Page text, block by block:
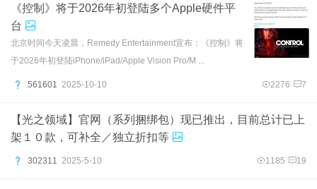
《控制》将于2026年初登陆多个Apple硬件平
台
北京时间今天凌晨，Remedy Entertainment宣布：《控制》将
于2026年初登陆iPhone/iPad/Apple Vision Pro/M ...
561601 2025-10-10 2276 7
【光之领域】官网（系列捆绑包）现已推出，目前总计已上
架１０款，可补全／独立折扣等
302311 2025-5-10 1185 19